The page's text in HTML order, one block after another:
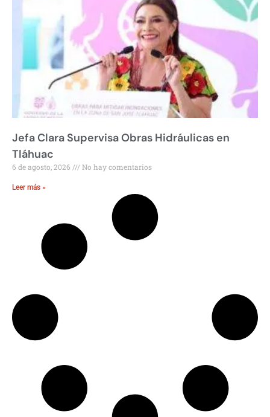
Jefa Clara Supervisa Obras Hidráulicas en
Tláhuac
6 de agosto, 2026 No hay comentarios
Leer más »